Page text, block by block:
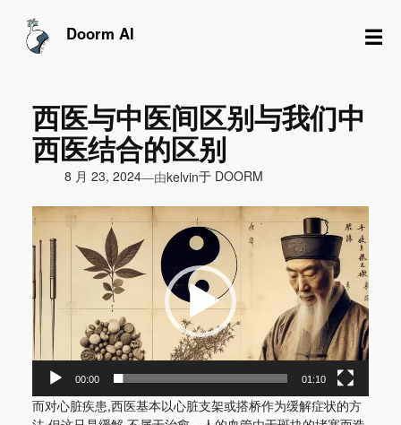
Doorm AI ☰
西医与中医间区别与我们中
西医结合的区别
8 月 23, 2024—由kelvin于 DOORM
视
播
放
器
00:00 01:10
而对心脏疾患,西医基本以心脏支架或搭桥作为缓解症状的方